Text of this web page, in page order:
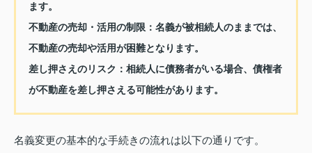
ます。
不動産の売却・活用の制限： 名義が被相続人のままでは、
不動産の売却や活用が困難となります。
差し押さえのリスク： 相続人に債務者がいる場合、債権者
が不動産を差し押さえる可能性があります。
名義変更の基本的な手続きの流れは以下の通りです。